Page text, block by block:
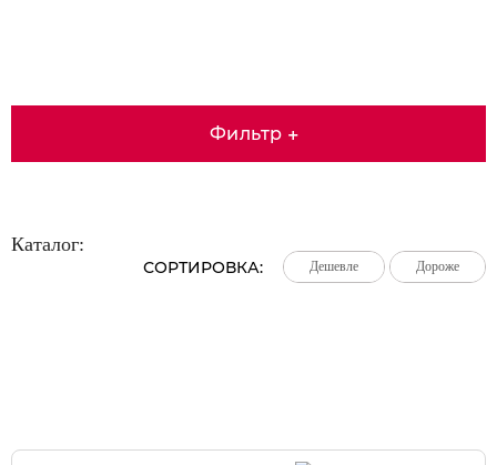
Фильтр +
Каталог:
СОРТИРОВКА: Дешевле
Дешевле
Дешевле Дороже
Дороже
Дороже